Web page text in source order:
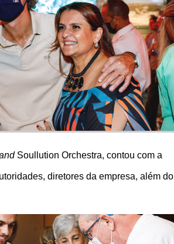
Soullution Orchestra, contou com a
diretores da empresa, além do